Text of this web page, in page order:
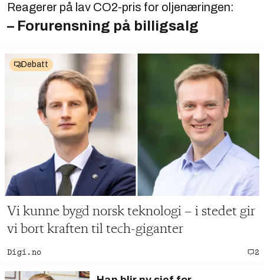
Reagerer på lav CO2-pris for olje­næringen:
– Forurensning på billigsalg
Debatt
Vi kunne bygd norsk teknologi – i stedet gir
vi bort kraften til tech-giganter
Digi.no 2